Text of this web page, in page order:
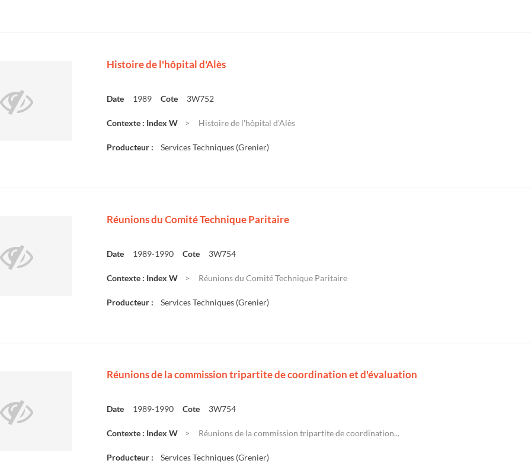
Histoire de l'hôpital d'Alès
Date 1989 Cote 3W752
Contexte : Index W Histoire de l'hôpital d'Alès
Producteur : Services Techniques (Grenier)
Réunions du Comité Technique Paritaire
Date 1989-1990 Cote 3W754
Contexte : Index W Réunions du Comité Technique Paritaire
Producteur : Services Techniques (Grenier)
Réunions de la commission tripartite de coordination et d'évaluation
Date 1989-1990 Cote 3W754
Contexte : Index W Réunions de la commission tripartite de coordination...
Producteur : Services Techniques (Grenier)